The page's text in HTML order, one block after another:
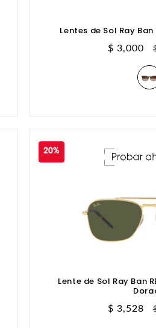
Lentes de Sol Ray
Precio
$ 3,000
20%
Lente de Sol Ray Ban
Precio
$ 3,528